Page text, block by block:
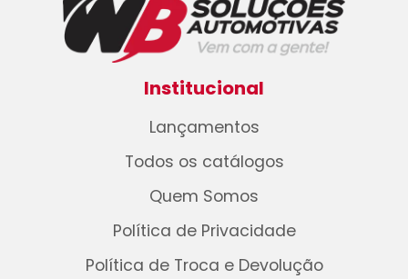
Institucional
Lançamentos
Todos os catálogos
Quem Somos
Política de Privacidade
Política de Troca e Devolução